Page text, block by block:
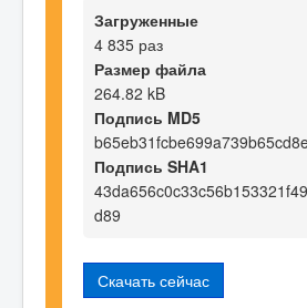
Загруженные
4 835 раз
Размер файла
264.82 kB
Подпись MD5
Подпись SHA1
d89
Скачать сейчас